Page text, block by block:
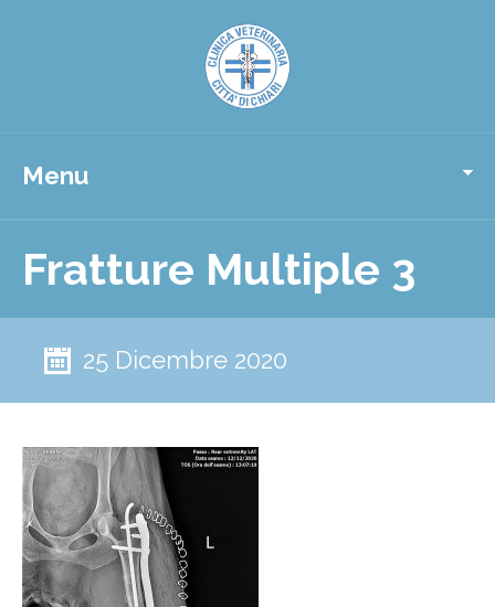
Menu
Fratture Multiple 3
25 Dicembre 2020